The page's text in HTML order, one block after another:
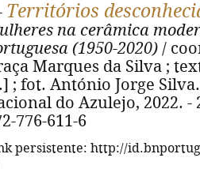
Territórios
na cerâmica
(1950-2020) /
Marques da Silva ;
; fot. António Jorge
do Azulejo, 2022. -
776-611-6
persistente: http://